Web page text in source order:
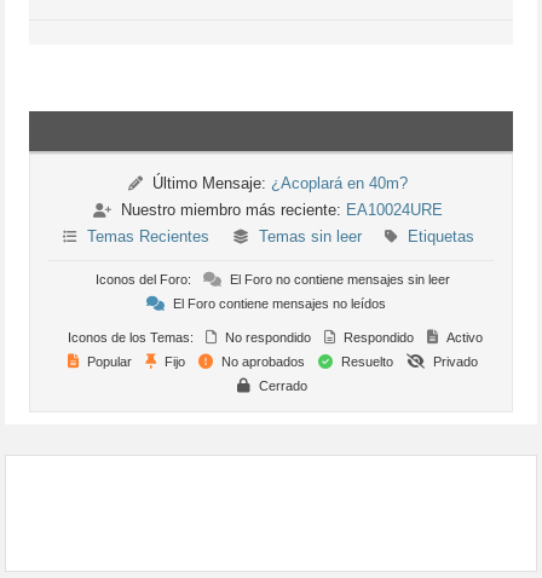
Último Mensaje: ¿Acoplará en 40m?
Nuestro miembro más reciente: EA10024URE
Temas Recientes
Temas sin leer Etiquetas
Iconos del Foro:
El Foro no contiene mensajes sin leer
El Foro contiene mensajes no leídos
Iconos de los Temas: No respondido Respondido
Activo
Popular
Fijo No aprobados Resuelto
Privado
Cerrado